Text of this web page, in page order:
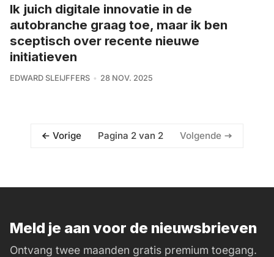
Ik juich digitale innovatie in de
autobranche graag toe, maar ik ben
sceptisch over recente nieuwe
initiatieven
EDWARD SLEIJFFERS 28 NOV. 2025
Vorige Pagina 2 van 2 Volgende
Meld je aan voor de nieuwsbrieven
Ontvang twee maanden gratis premium toegang.